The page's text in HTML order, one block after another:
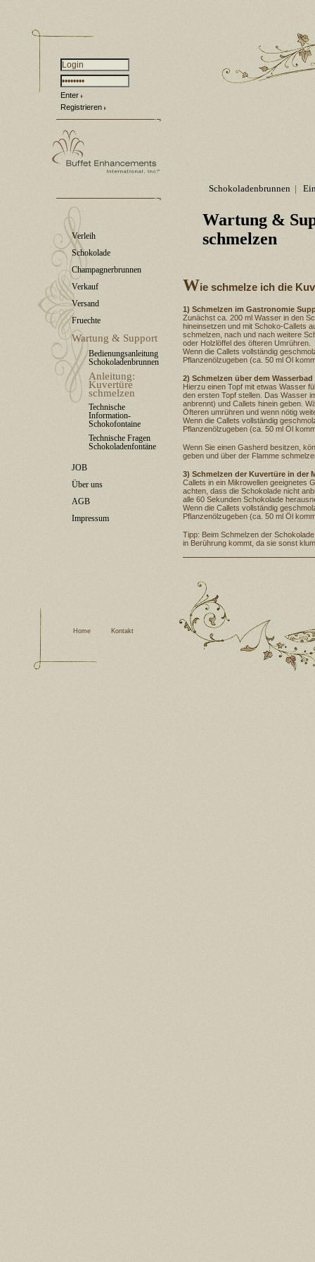
Enter
Registrieren
Verleih
Schokolade
Champagnerbrunnen
Verkauf
Versand
Fruechte
Wartung & Support
Bedienungsanleitung
Schokoladenbrunnen
Anleitung:
Kuvertüre
schmelzen
Technische
Information-
Schokofontaine
Technische Fragen
Schokoladenfontäne
JOB
Über uns
AGB
Impressum
Schokoladenbrunnen |
Wartung &
schmelzen
Wie schmelze ich die
1) Schmelzen im Gastronomie
Zunächst ca. 200 ml Wasser in den
hineinsetzen und mit Schoko-Callets
schmelzen, nach und nach weitere
oder Holzlöffel des öfteren Umrühren.
Wenn die Callets vollständig
Pflanzenölzugeben (ca. 50 ml Öl
2) Schmelzen über dem Wasserbad
Hierzu einen Topf mit etwas Wasser
den ersten Topf stellen. Das Wasser
anbrennt) und Callets hinein geben.
Öfteren umrühren und wenn nötig
Wenn die Callets vollständig
Pflanzenölzugeben (ca. 50 ml Öl
Wenn Sie einen Gasherd besitzen,
geben und über der Flamme
3) Schmelzen der Kuvertüre in der
Callets in ein Mikrowellen geeignetes
achten, dass die Schokolade nicht
alle 60 Sekunden Schokolade
Wenn die Callets vollständig
Pflanzenölzugeben (ca. 50 ml Öl
Tipp: Beim Schmelzen der
in Berührung kommt, da sie sonst
Home Kontakt